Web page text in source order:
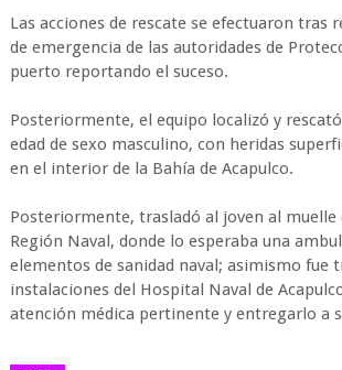
Las acciones de rescate se efectuaron tras
de emergencia de las autoridades de
puerto reportando el suceso.
Posteriormente, el equipo localizó y
edad de sexo masculino, con heridas
en el interior de la Bahía de Acapulco.
Posteriormente, trasladó al joven al muelle
Región Naval, donde lo esperaba una
elementos de sanidad naval; asimismo fue
instalaciones del Hospital Naval de
atención médica pertinente y entregarlo a